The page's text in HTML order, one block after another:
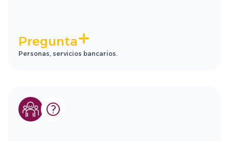
Pregunta
Personas, servicios bancarios.